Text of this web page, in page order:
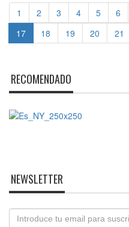
1 2 3 4 5 6
17
18 19 20 21
RECOMENDADO
NEWSLETTER
Email